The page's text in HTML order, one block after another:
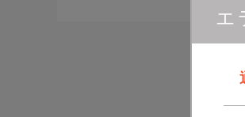
エ